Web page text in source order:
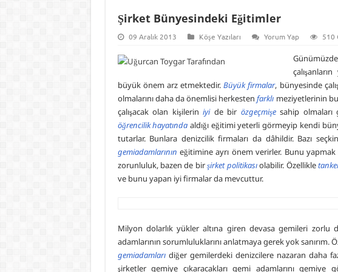
Karadeniz
Öğrenci
Şirket Bünyesindeki Eğitimler
09 Aralık 2013 Köşe Yazıları Yorum Yap 510
büyük önem arz etmektedir.Büyük firmalar, bünyesinde
olmalarını daha da önemlisi herkestenfarklı meziyetlerinin
çalışacak olan kişilerin iyide bir özgeçmişe sahip olmaları
öğrencilik hayatında aldığı eğitimi yeterli görmeyip kendi
tutarlar. Bunlara denizcilik firmaları da dâhildir. Bazı
gemiadamlarının eğitimine ayrı önem verirler. Bunu
zorunluluk, bazen de birşirket politikasıolabilir. Özellikle
ve bunu yapan iyi firmalar da mevcuttur.
Milyon dolarlık yükler altına giren devasa gemileri zorlu
adamlarının sorumluluklarını anlatmaya gerek yok sanırım.
gemiadamlarıdiğer gemilerdeki denizcilere nazaran daha
şirketler gemiye çıkaracakları gemi adamlarını